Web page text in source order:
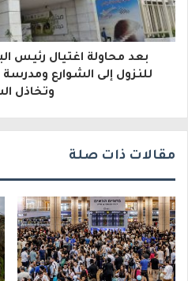
ر
و
بعد محاولة اغتيال رئيس
للنزول إلى الشوارع
وتخاذل
مقالات ذات صلة